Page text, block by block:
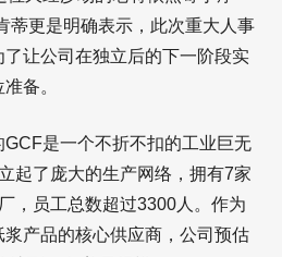
蒂更是明确表示，此次重大人事
让公司在独立后的下一阶段实
备。
是一个不折不扣的工业巨无
起了庞大的生产网络，拥有7家
，员工总数超过3300人。作为
产品的核心供应商，公司预估